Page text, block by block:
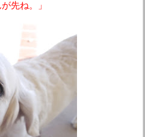
先ね。」